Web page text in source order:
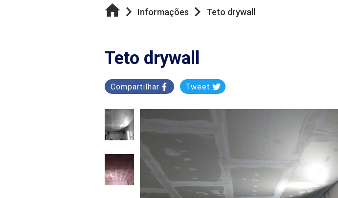
Informações Teto drywall
Teto drywall
Compartilhar Tweet